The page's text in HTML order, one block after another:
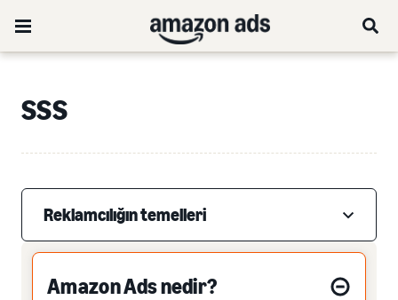
SSS
Reklamcılığın temelleri
Amazon Ads nedir?